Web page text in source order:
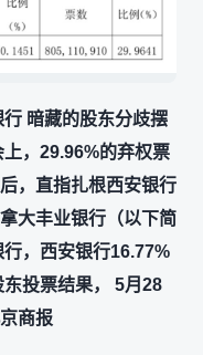
暗藏的股东分歧摆
上，29.96%的弃权票
，直指扎根西安银行
大丰业银行（以下简
，西安银行16.77%
投票结果， 5月28
商报